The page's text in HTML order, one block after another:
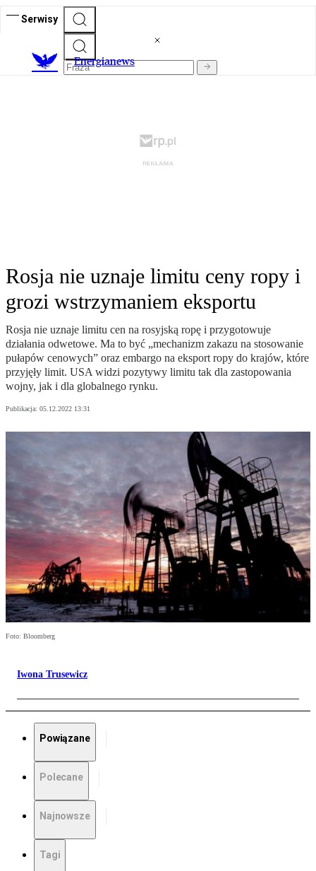
Serwisy
Energianews
Rosja nie uznaje limitu ceny ropy i
grozi wstrzymaniem eksportu
Rosja nie uznaje limitu cen na rosyjską ropę i przygotowuje
działania odwetowe. Ma to być „mechanizm zakazu na stosowanie
pułapów cenowych” oraz embargo na eksport ropy do krajów, które
przyjęły limit. USA widzi pozytywy limitu tak dla zastopowania
wojny, jak i dla globalnego rynku.
Publikacja: 05.12.2022 13:31
Foto: Bloomberg
Iwona Trusewicz
Powiązane
Polecane
Najnowsze
Tagi